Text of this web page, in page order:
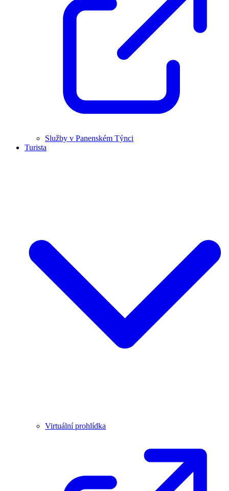
Služby v Panenském Týnci
Turista
Virtuální prohlídka